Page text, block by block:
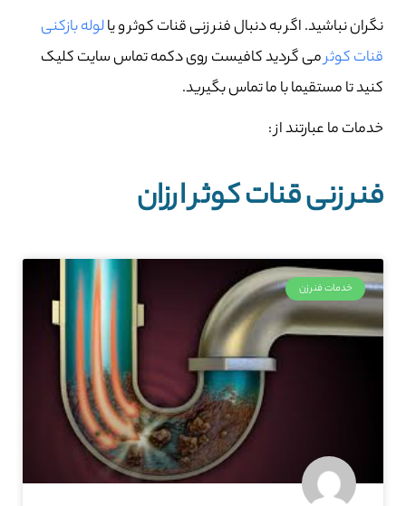
نگران نباشید. اگر به دنبال فنر زنی قنات کوثر و یالوله بازکنی
قنات کوثرمی گردید کافیست روی دکمه تماس سایت کلیک
کنید تا مستقیما با ما تماس بگیرید.
خدمات ما عبارتند از :
فنر زنی قنات کوثر ارزان
خدمات فنرزن